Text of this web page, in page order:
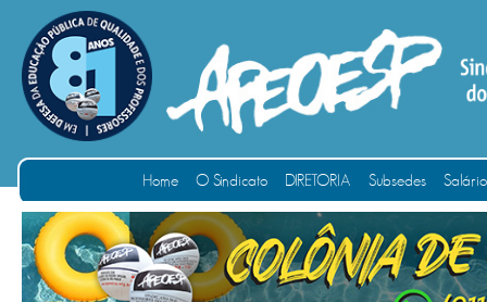
Home O Sindicato DIRETORIA Subsedes